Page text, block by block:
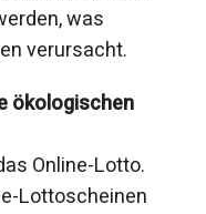
was
verursacht.
ökologischen
Online-Lotto.
Lottoscheinen